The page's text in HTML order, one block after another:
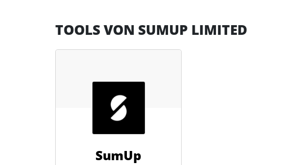
TOOLS VON SUMUP LIMITED
SumUp